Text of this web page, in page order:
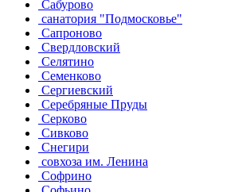
Сабурово
санатория "Подмосковье"
Сапроново
Свердловский
Селятино
Семенково
Сергиевский
Серебряные Пруды
Серково
Сивково
Снегири
совхоза им. Ленина
Софрино